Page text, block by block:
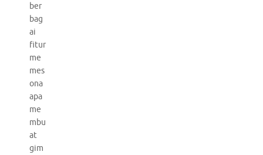
ber
bag
ai
fitur
me
mes
ona
apa
me
mbu
at
gim